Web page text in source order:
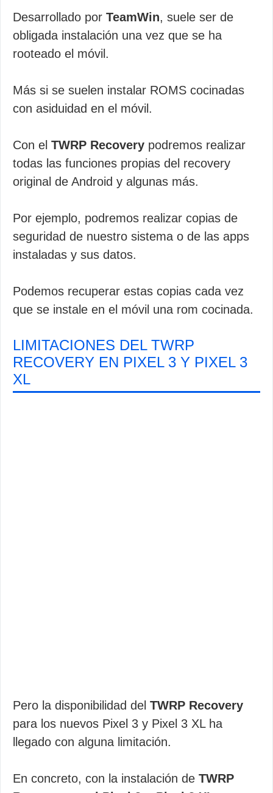
Desarrollado por TeamWin, suele ser de
obligada instalación una vez que se ha
rooteado el móvil.
Más si se suelen instalar ROMS cocinadas
con asiduidad en el móvil.
Con el TWRP Recovery podremos realizar
todas las funciones propias del recovery
original de Android y algunas más.
Por ejemplo, podremos realizar copias de
seguridad de nuestro sistema o de las apps
instaladas y sus datos.
Podemos recuperar estas copias cada vez
que se instale en el móvil una rom cocinada.
LIMITACIONES DEL TWRP
RECOVERY EN PIXEL 3 Y PIXEL 3
XL
Pero la disponibilidad del TWRP Recovery
para los nuevos Pixel 3 y Pixel 3 XL ha
llegado con alguna limitación.
En concreto, con la instalación de TWRP